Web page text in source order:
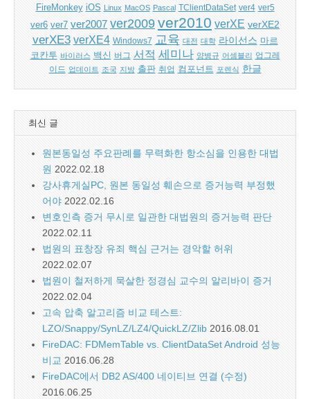
FireMonkey iOS Linux MacOS Pascal TClientDataSet ver4 ver5
ver6 ver7 ver2007 ver2009 ver2010 verXE verXE2
verXE3 verXE4 Windows7 교육 대전 대학 라이선스 마르
코칸투 바이러스 백신 버그 서적 세미나 양병규 어셈블리
업그레
이드 업데이트 조국 지방 출판 취업 컴포넌트 포렌식 한글
최신 글
원본동일성 주요판례를 무력화한 항소심을 인용한 대법
원 2022.02.18
강사휴게실PC, 원본 동일성 훼손으로 증거능력 부정했
어야 2022.02.16
변호인측 증거 무시로 일관한 대법원의 증거능력 판단
2022.02.11
법원의 표창장 유죄 핵심 근거는 경악할 허위
2022.02.07
법원이 철저하게 묵살한 정경심 교수의 알리바이 증거
2022.02.04
고속 압축 알고리즘 비교 테스트:
LZO/Snappy/SynLZ/LZ4/QuickLZ/Zlib 2016.08.01
FireDAC: FDMemTable vs. ClientDataSet Android 성능
비교 2016.06.28
FireDAC에서 DB2 AS/400 네이티브 연결 (수정)
2016.06.25